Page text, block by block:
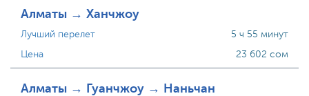
Алматы → Ханчжоу
Лучший перелет
Цена
5 ч 55 минут
23 602 сом
Алматы → Гуанчжоу → Наньчан